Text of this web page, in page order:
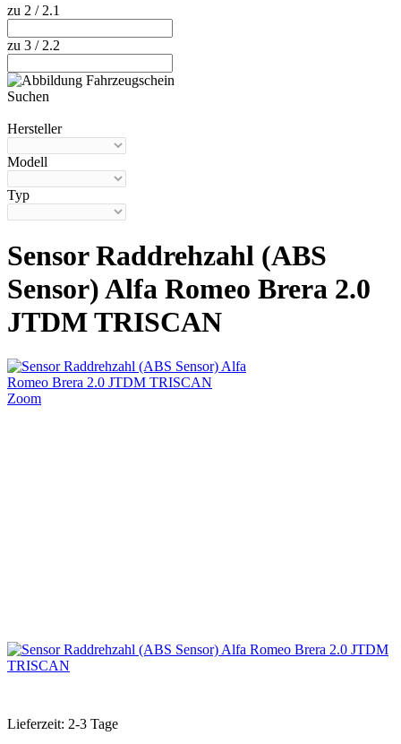
zu 2 / 2.1
zu 3 / 2.2
Suchen
Hersteller
Modell
Typ
Sensor Raddrehzahl (ABS
Sensor) Alfa Romeo Brera 2.0
JTDM TRISCAN
Zoom
Lieferzeit: 2-3 Tage